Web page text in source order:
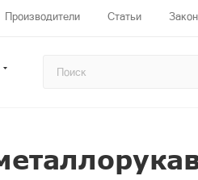
Производители Статьи